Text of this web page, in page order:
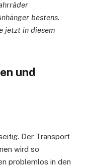
bestens.
jetzt in diesem
und
Der Transport
wird so
problemlos in den